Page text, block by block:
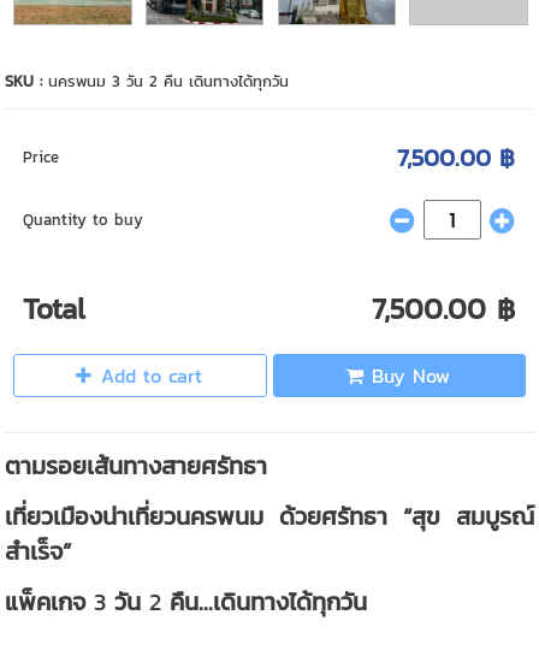
SKU :นครพนม 3 วัน 2 คืน เดินทางได้ทุกวัน
Price 7,500.00 ฿
Quantity to buy
Total 7,500.00 ฿
Add to cart Buy Now
ตามรอยเส้นทางสายศรัทธา
เที่ยวเมืองน่าเที่ยวนครพนม ด้วยศรัทธา “สุข สมบูรณ์
สำเร็จ”
แพ็คเกจ3วัน2 คืน...เดินทางได้ทุกวัน